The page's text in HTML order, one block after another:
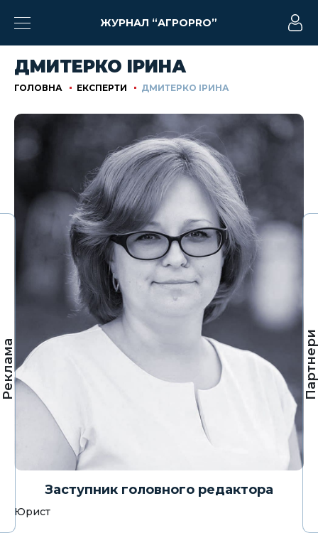
Реклама Партнери
ЖУРНАЛ “АГРОPRO”
ДМИТЕРКО ІРИНА
ГОЛОВНА ЕКСПЕРТИ ДМИТЕРКО ІРИНА
Заступник головного редактора
Юрист